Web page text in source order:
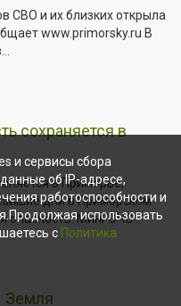
СВО и их близких открыла
www.primorsky.ru В
сохраняется в
в Приморье,
дни в Приморском
опасность. МинГОЧС...
Земля
и сервисы сбора
об IP-адресе,
работоспособности и
использовать
с Политика